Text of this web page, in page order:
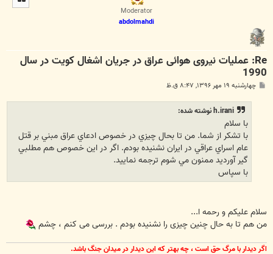
Moderator
abdolmahdi
Re: عملیات نیروی هوائی عراق در جریان اشغال کویت در سال
1990
پ چهارشنبه ۱۹ مهر ۱۳۹۶, ۸:۴۷ ق.ظ
h.irani نوشته شده:
با سلام
با تشكر از شما. من تا بحال چيزي در خصوص ادعاي عراق مبني بر قتل
عام اسراي عراقي در ايران نشنيده بودم. اگر در اين خصوص هم مطلبي
گير آورديد ممنون مي شوم ترجمه نماييد.
با سپاس
سلام علیکم و رحمه ا...
من هم تا به حال چنین چیزی را نشنیده بودم . بررسی می کنم ، چشم
اگر ديدار با مرگ حق است ، چه بهتر كه اين ديدار در ميدان جنگ باشد.